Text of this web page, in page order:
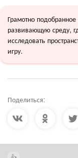
Грамотно
развивающую среду,
исследовать
игру.
Поделиться: